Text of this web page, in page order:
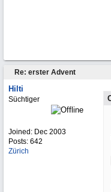
Re: erster Advent
Hilti
Süchtiger
Joined: Dec 2003
Posts: 642
Zürich